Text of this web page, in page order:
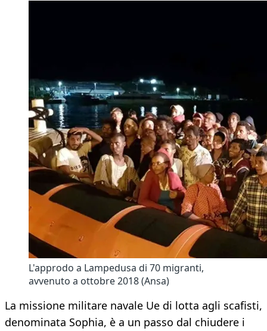
L'approdo a Lampedusa di 70 migranti,
avvenuto a ottobre 2018 (Ansa)
La missione militare navale Ue di lotta agli scafisti,
denominata Sophia, è a un passo dal chiudere i